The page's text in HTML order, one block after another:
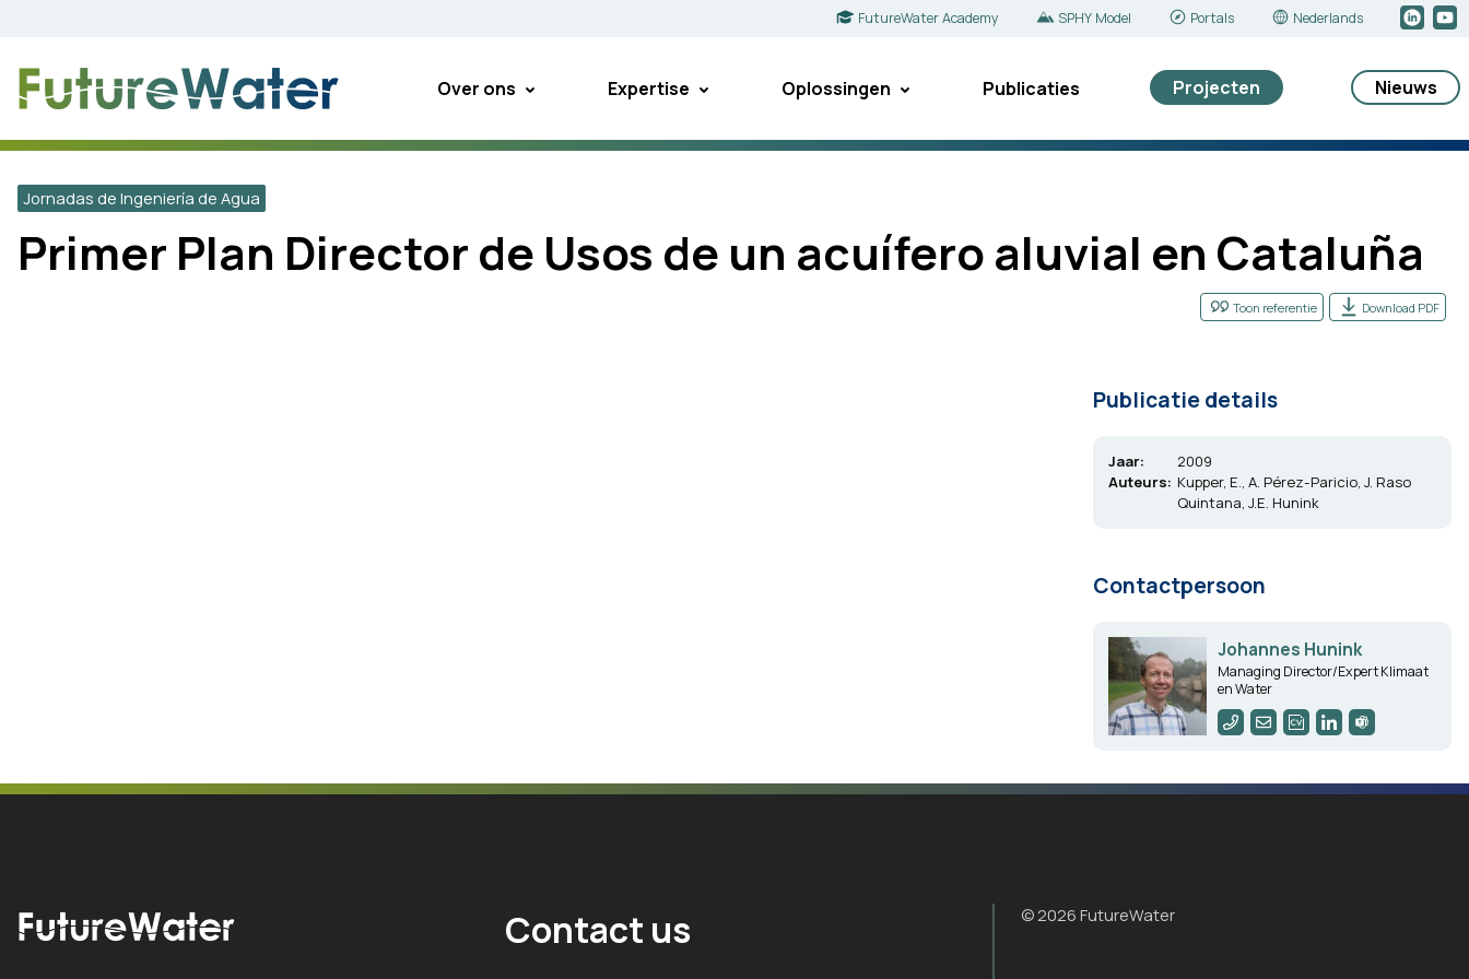
FutureWater Academy SPHY Model Portals Nederlands
Over ons Expertise Oplossingen Publicaties Projecten Nieuws
Jornadas de Ingeniería de Agua
Primer Plan Director de Usos de un acuífero aluvial en Cataluña
Toon referentie Download PDF
Publicatie details
Jaar:
2009
Auteurs: Kupper, E., A. Pérez-Paricio, J. Raso
Quintana, J.E. Hunink
Contactpersoon
Johannes Hunink
Managing Director/Expert Klimaat
en Water
Contact us © 2026 FutureWater